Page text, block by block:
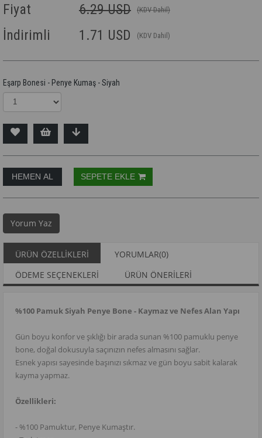
Fiyat 6.29 USD (KDV Dahil)
İndirimli 1.71 USD (KDV Dahil)
Eşarp Bonesi - Penye Kumaş - Siyah
Yorum Yaz
ÜRÜN ÖZELLIKLERI YORUMLAR(0)
ÖDEME SEÇENEKLERI
ÜRÜN ÖNERILERI
%100 Pamuk Siyah Penye Bone - Kaymaz ve Nefes Alan Yapı
Gün boyu konfor ve şıklığı bir arada sunan %100 pamuklu penye
bone, doğal dokusuyla saçınızın nefes almasını sağlar.
Esnek yapısı sayesinde başınızı sıkmaz ve gün boyu sabit kalarak
kayma yapmaz.
Özellikleri:
- %100 Pamuktur, Penye Kumaştır.